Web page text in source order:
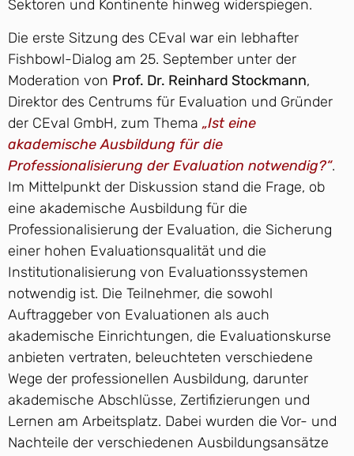
Sektoren und Kontinente hinweg widerspiegen.
Die erste Sitzung des CEval war ein lebhafter
Fishbowl-Dialog am 25. September unter der
Moderation von Prof. Dr. Reinhard Stockmann,
Direktor des Centrums für Evaluation und Gründer
der CEval GmbH, zum Thema „Ist eine
akademische Ausbildung für die
Professionalisierung der Evaluation notwendig?“.
Im Mittelpunkt der Diskussion stand die Frage, ob
eine akademische Ausbildung für die
Professionalisierung der Evaluation, die Sicherung
einer hohen Evaluationsqualität und die
Institutionalisierung von Evaluationssystemen
notwendig ist. Die Teilnehmer, die sowohl
Auftraggeber von Evaluationen als auch
akademische Einrichtungen, die Evaluationskurse
anbieten vertraten, beleuchteten verschiedene
Wege der professionellen Ausbildung, darunter
akademische Abschlüsse, Zertifizierungen und
Lernen am Arbeitsplatz. Dabei wurden die Vor- und
Nachteile der verschiedenen Ausbildungsansätze